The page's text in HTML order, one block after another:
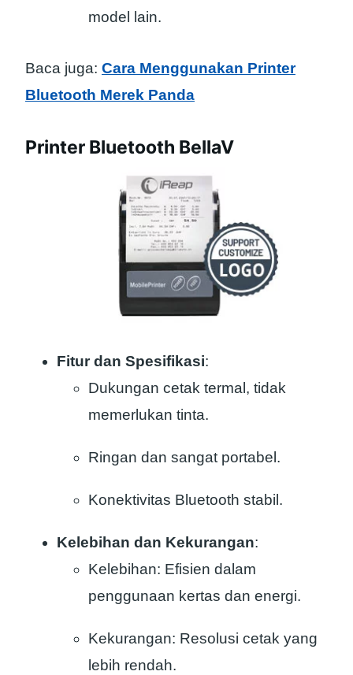
model lain.
Baca juga: Cara Menggunakan Printer
Bluetooth Merek Panda
Printer Bluetooth BellaV
Fitur dan Spesifikasi:
Dukungan cetak termal, tidak
memerlukan tinta.
Ringan dan sangat portabel.
Konektivitas Bluetooth stabil.
Kelebihan dan Kekurangan:
Kelebihan: Efisien dalam
penggunaan kertas dan energi.
Kekurangan: Resolusi cetak yang
lebih rendah.